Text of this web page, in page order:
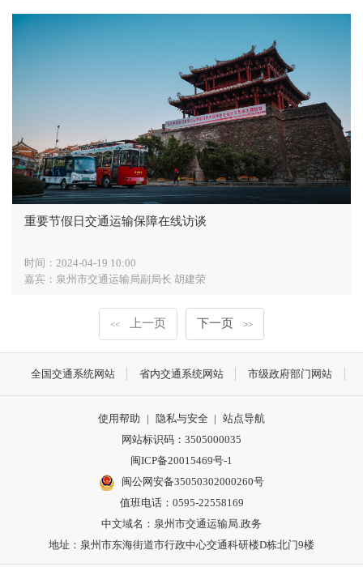
重要节假日交通运输保障在线访谈
时间： 2024-04-19 10:00
嘉宾： 泉州市交通运输局副局长 胡建荣
<< 上一页 下一页 >>
全国交通系统网站 省内交通系统网站 市级政府部门网站
使用帮助 | 隐私与安全 | 站点导航
网站标识码：3505000035
闽ICP备20015469号-1
闽公网安备35050302000260号
值班电话：0595-22558169
中文域名：泉州市交通运输局.政务
地址：泉州市东海街道市行政中心交通科研楼D栋北门9楼